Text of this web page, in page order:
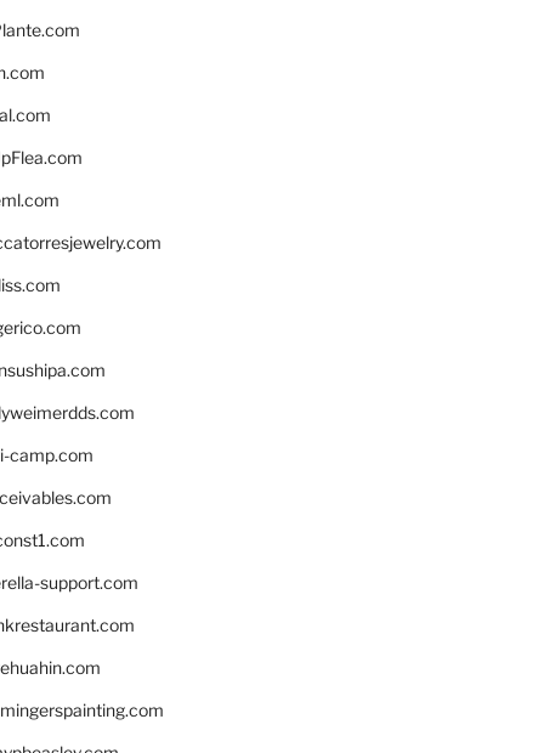
camp.com
support.com